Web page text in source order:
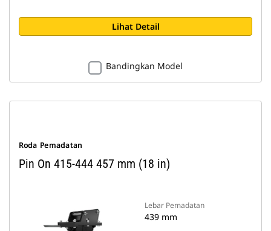
Lihat Detail
Bandingkan Model
Roda Pemadatan
Pin On 415-444 457 mm (18 in)
Lebar Pemadatan
439 mm